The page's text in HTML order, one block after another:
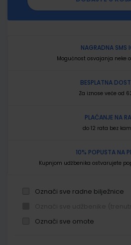
NAGRADNA SMS
Mogućnost osvajanja neke
BESPLATNA
Za iznose veće od
PLAĆANJE NA
do 12 rata bez
10% POPUSTA NA
Kupnjom udžbenika ostvarujete
Označi sve radne bilježnice
Označi sve omote